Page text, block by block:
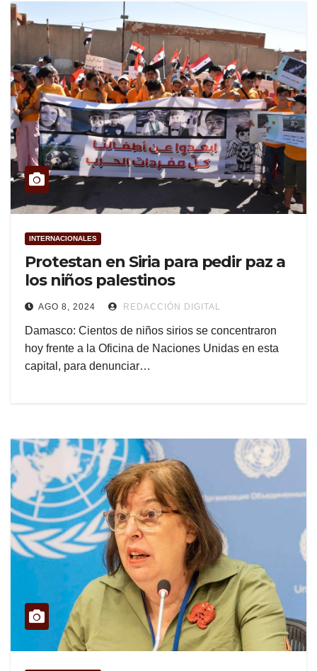
INTERNACIONALES
Protestan en Siria para pedir paz a
los niños palestinos
AGO 8, 2024 REDACCIÓN DIGITAL
Damasco: Cientos de niños sirios se concentraron
hoy frente a la Oficina de Naciones Unidas en esta
capital, para denunciar…